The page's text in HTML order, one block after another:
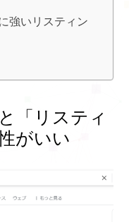
強いリスティン
「リスティ
がいい